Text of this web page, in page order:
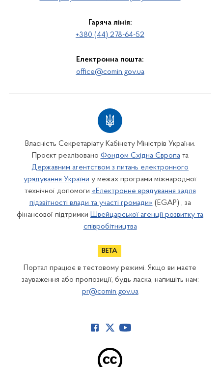
Гаряча лінія:
+380 (44) 278-64-52
Електронна пошта:
office@comin.gov.ua
Власність Секретаріату Кабінету Міністрів України.
Проєкт реалізовано Фондом Східна Європата
Державним агентством з питань електронного
урядування України у межах програми міжнародної
технічної допомоги «Електронне врядування задля
підзвітності влади та участі громади» (EGAP) , за
фінансової підтримки Швейцарської агенції розвитку та
співробітництва
Портал працює в тестовому режимі. Якщо ви маєте
зауваження або пропозиції, будь ласка, напишіть нам:
pr@comin.gov.ua